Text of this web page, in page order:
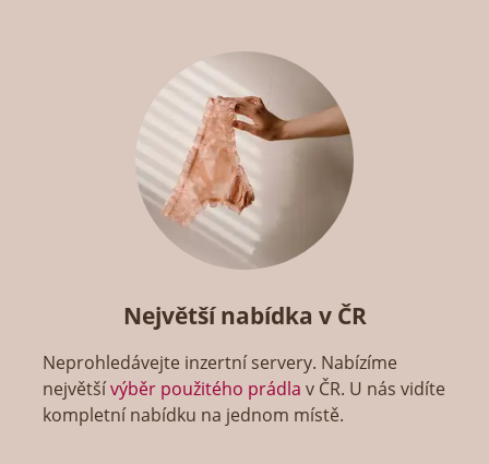
Největší nabídka v ČR
Neprohledávejte inzertní servery. Nabízíme
největšívýběr použitého prádla v ČR. U nás vidíte
kompletní nabídku na jednom místě.